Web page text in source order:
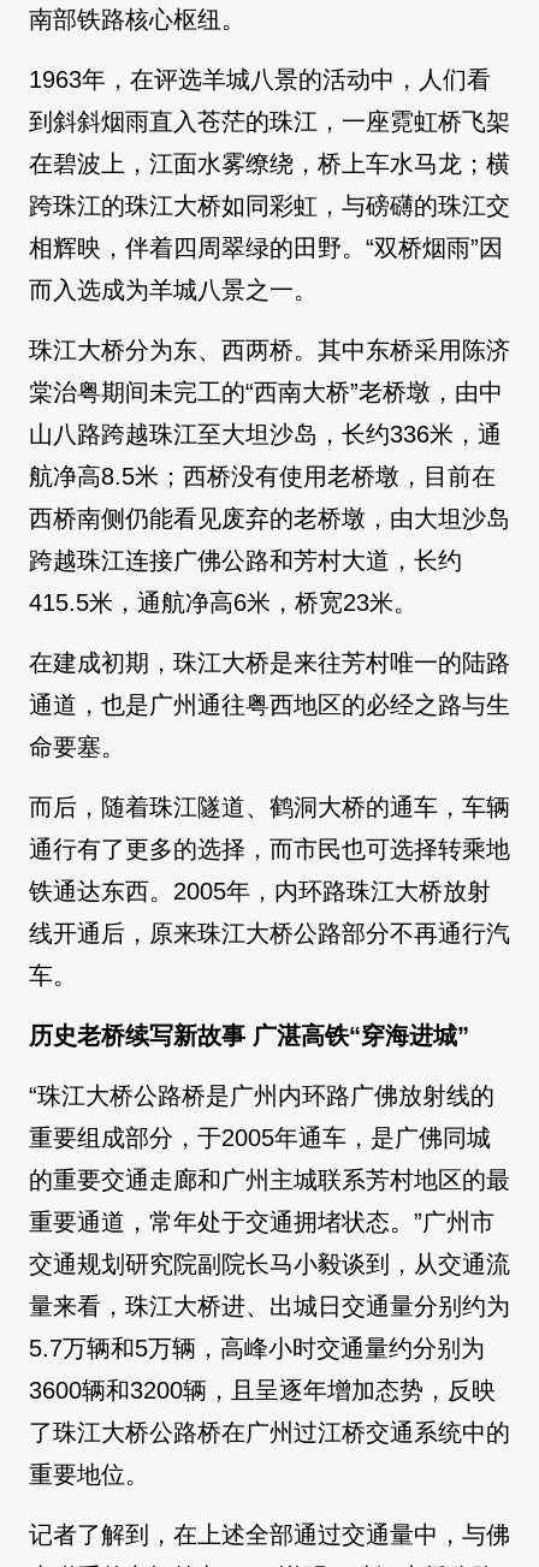
南部铁路核心枢纽。
1963年，在评选羊城八景的活动中，人们看
到斜斜烟雨直入苍茫的珠江，一座霓虹桥飞架
在碧波上，江面水雾缭绕，桥上车水马龙；横
跨珠江的珠江大桥如同彩虹，与磅礴的珠江交
相辉映，伴着四周翠绿的田野。“双桥烟雨”因
而入选成为羊城八景之一。
珠江大桥分为东、西两桥。其中东桥采用陈济
棠治粤期间未完工的“西南大桥”老桥墩，由中
山八路跨越珠江至大坦沙岛，长约336米，通
航净高8.5米；西桥没有使用老桥墩，目前在
西桥南侧仍能看见废弃的老桥墩，由大坦沙岛
跨越珠江连接广佛公路和芳村大道，长约
415.5米，通航净高6米，桥宽23米。
在建成初期，珠江大桥是来往芳村唯一的陆路
通道，也是广州通往粤西地区的必经之路与生
命要塞。
而后，随着珠江隧道、鹤洞大桥的通车，车辆
通行有了更多的选择，而市民也可选择转乘地
铁通达东西。2005年，内环路珠江大桥放射
线开通后，原来珠江大桥公路部分不再通行汽
车。
历史老桥续写新故事 广湛高铁“穿海进城”
“珠江大桥公路桥是广州内环路广佛放射线的
重要组成部分，于2005年通车，是广佛同城
的重要交通走廊和广州主城联系芳村地区的最
重要通道，常年处于交通拥堵状态。”广州市
交通规划研究院副院长马小毅谈到，从交通流
量来看，珠江大桥进、出城日交通量分别约为
5.7万辆和5万辆，高峰小时交通量约分别为
3600辆和3200辆，且呈逐年增加态势，反映
了珠江大桥公路桥在广州过江桥交通系统中的
重要地位。
记者了解到，在上述全部通过交通量中，与佛